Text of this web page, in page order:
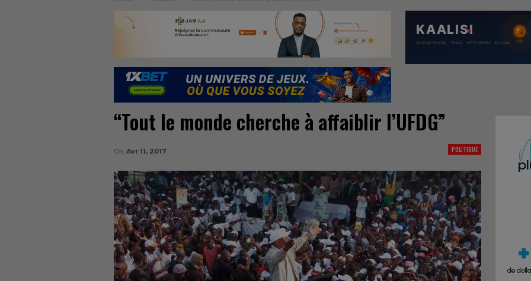
“Tout le monde cherche à affaiblir l’UFDG”
POLITIQUE
On Avr 11, 2017